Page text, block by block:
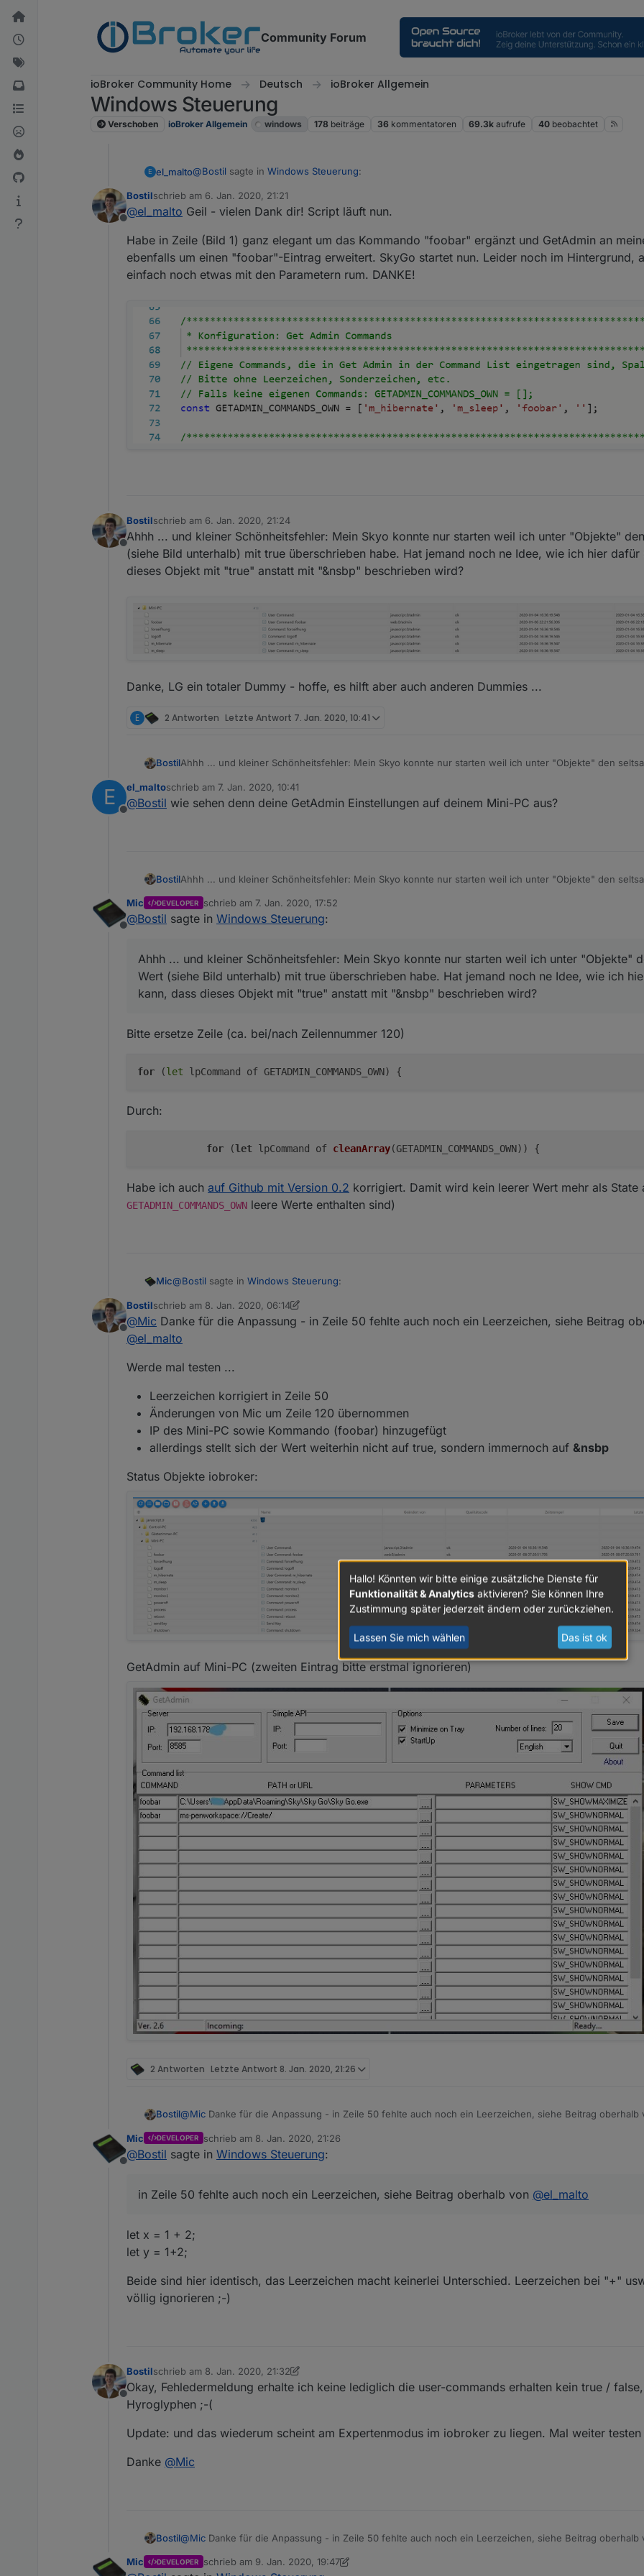
Weiter zum Inhalt
Community Forum
ioBroker Community Home Deutsch ioBroker Allgemein
Windows Steuerung
Verschoben ioBroker Allgemein windows 178 beiträge 36 kommentatoren 69.3k aufrufe 40 beobachtet
E el_malto@Bostil sagte in Windows Steuerung:
Erhalte in dem Control-PC Script von@ Mic
15:08:28.895 error javascript.0 (2088) script.js.common.MSWindows compile failed: at
script.js.common.MSWindows:49
Ich bin kein JS Pro, aber die Fehlermeldung sagt, das in Zeile 49 ein fehler ist.
Ersetze mal die Zeile 49 durch diese hier:
Ich vermute das einfach eine Leerzeichen zwischen 'javascript' und dem + Zeichen gefehlt hat.
Offline
Bostilschrieb am 6. Jan. 2020, 21:21
zuletzt editiert von
@el_malto Geil - vielen Dank dir! Script läuft nun.
Habe in Zeile (Bild 1) ganz elegant um das Kommando "foobar" ergänzt und GetAdmin an
ebenfalls um einen "foobar"-Eintrag erweitert. SkyGo startet nun. Leider noch im Hintergrund,
einfach noch etwas mit den Parametern rum. DANKE!
Offline
Bostilschrieb am 6. Jan. 2020, 21:24
zuletzt editiert von
Ahhh ... und kleiner Schönheitsfehler: Mein Skyo konnte nur starten weil ich unter "Objekte"
(siehe Bild unterhalb) mit true überschrieben habe. Hat jemand noch ne Idee, wie ich hier
dieses Objekt mit "true" anstatt mit "&nsbp" beschrieben wird?
Danke, LG ein totaler Dummy - hoffe, es hilft aber auch anderen Dummies ...
E 2 Antworten Letzte Antwort 7. Jan. 2020, 10:41
BostilAhhh ... und kleiner Schönheitsfehler: Mein Skyo konnte nur starten weil ich unter "Objekte" den
"true" anstatt mit "&nsbp" beschrieben wird?
E
Offline
el_maltoschrieb am 7. Jan. 2020, 10:41
zuletzt editiert von
@Bostil wie sehen denn deine GetAdmin Einstellungen auf deinem Mini-PC aus?
BostilAhhh ... und kleiner Schönheitsfehler: Mein Skyo konnte nur starten weil ich unter "Objekte" den
"true" anstatt mit "&nsbp" beschrieben wird?
Danke, LG ein totaler Dummy - hoffe, es hilft aber auch anderen Dummies ...
Offline
Mic DEVELOPER schrieb am 7. Jan. 2020, 17:52
zuletzt editiert von
@Bostil sagte in Windows Steuerung:
Ahhh ... und kleiner Schönheitsfehler: Mein Skyo konnte nur starten weil ich unter "Objekte"
Wert (siehe Bild unterhalb) mit true überschrieben habe. Hat jemand noch ne Idee, wie ich
kann, dass dieses Objekt mit "true" anstatt mit "&nsbp" beschrieben wird?
Bitte ersetze Zeile (ca. bei/nach Zeilennummer 120)
for (let lpCommand of GETADMIN_COMMANDS_OWN) {
Durch:
for (let lpCommand of cleanArray(GETADMIN_COMMANDS_OWN))
Habe ich auch auf Github mit Version 0.2 korrigiert. Damit wird kein leerer Wert mehr als State
GETADMIN_COMMANDS_OWN leere Werte enthalten sind)
Mic@Bostil sagte in Windows Steuerung:
Ahhh ... und kleiner Schönheitsfehler: Mein Skyo konnte nur starten weil ich unter "Objekte" den
Bitte ersetze Zeile (ca. bei/nach Zeilennummer 120)
Durch:
Habe ich auchauf Github mit Version 0.2korrigiert. Damit wird kein leerer Wert mehr als State angelegt
Offline
Bostilschrieb am 8. Jan. 2020, 06:14
zuletzt editiert von Bostil 1. Aug. 2020, 07:26
@Mic Danke für die Anpassung - in Zeile 50 fehlte auch noch ein Leerzeichen, siehe Beitrag
@el_malto
Werde mal testen ...
Leerzeichen korrigiert in Zeile 50
Änderungen von Mic um Zeile 120 übernommen
IP des Mini-PC sowie Kommando (foobar) hinzugefügt
allerdings stellt sich der Wert weiterhin nicht auf true, sondern immernoch auf &nsbp
Status Objekte iobroker:
GetAdmin auf Mini-PC (zweiten Eintrag bitte erstmal ignorieren)
2 Antworten Letzte Antwort 8. Jan. 2020, 21:26
Bostil@Mic Danke für die Anpassung - in Zeile 50 fehlte auch noch ein Leerzeichen, siehe Beitrag oberhalb
Werde mal testen ...
IP des Mini-PC sowie Kommando (foobar) hinzugefügt
Offline
Mic DEVELOPER schrieb am 8. Jan. 2020, 21:26
zuletzt editiert von
@Bostil sagte in Windows Steuerung:
in Zeile 50 fehlte auch noch ein Leerzeichen, siehe Beitrag oberhalb von @el_malto
let x = 1 + 2;
let y = 1+2;
Beide sind hier identisch, das Leerzeichen macht keinerlei Unterschied. Leerzeichen bei "+"
völlig ignorieren ;-)
Offline
Bostilschrieb am 8. Jan. 2020, 21:32
zuletzt editiert von Bostil 1. Sept. 2020, 06:55
Okay, Fehledermeldung erhalte ich keine lediglich die user-commands erhalten kein true /
Hyroglyphen ;-(
Update: und das wiederum scheint am Expertenmodus im iobroker zu liegen. Mal weiter testen
Danke @Mic
Bostil@Mic Danke für die Anpassung - in Zeile 50 fehlte auch noch ein Leerzeichen, siehe Beitrag oberhalb
Werde mal testen ...
Mic DEVELOPER schrieb am 9. Jan. 2020, 19:47
zuletzt editiert von Mic1. Sept. 2020, 20:48
Hallo! Könnten wir bitte einige zusätzliche Dienste für
Funktionalität & Analytics aktivieren? Sie können Ihre
Zustimmung später jederzeit ändern oder zurückziehen.
Lassen Sie mich wählen Das ist ok